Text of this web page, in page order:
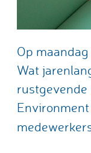
Op
Wat
rustgevende